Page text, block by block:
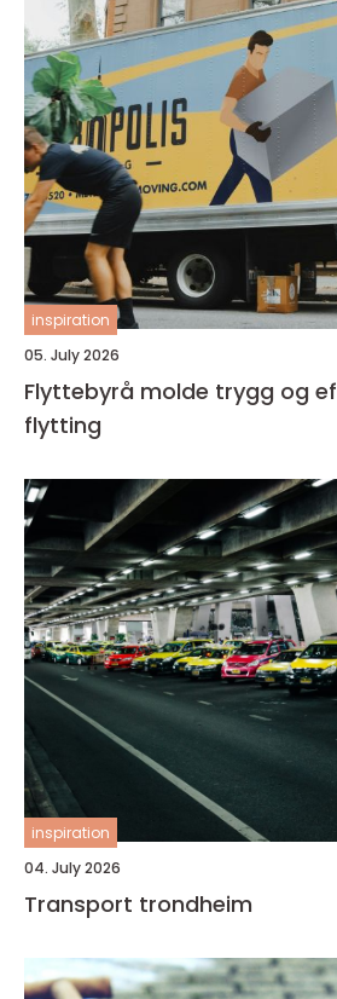
inspiration
05. July 2026
Flyttebyrå molde trygg og effektiv hjelp til
flytting
inspiration
04. July 2026
Transport trondheim